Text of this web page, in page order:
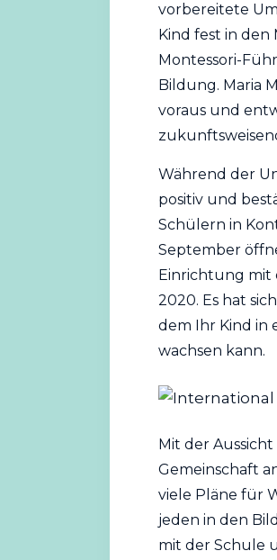
vorbereitete
Kind fest in
Montessori-
Bildung. Maria
voraus und
Während der
positiv und
Schülern in
September
Einrichtung mit
2020. Es hat
dem Ihr Kind in
wachsen kann.
Mit der
Gemeinschaft
viele Pläne für
jeden in den
mit der Schule